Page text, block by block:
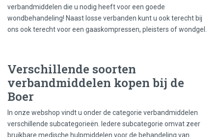
verbandmiddelen die u nodig heeft voor een goede
wondbehandeling! Naast losse verbanden kunt u ook terecht bij
ons ook terecht voor een gaaskompressen, pleisters of wondgel.
Verschillende soorten
verbandmiddelen kopen bij de
Boer
In onze webshop vindt u onder de categorie verbandmiddelen
verschillende subcategorieën. Iedere subcategorie omvat zeer
bruikbare medische hulpmiddelen voor de behandeling van